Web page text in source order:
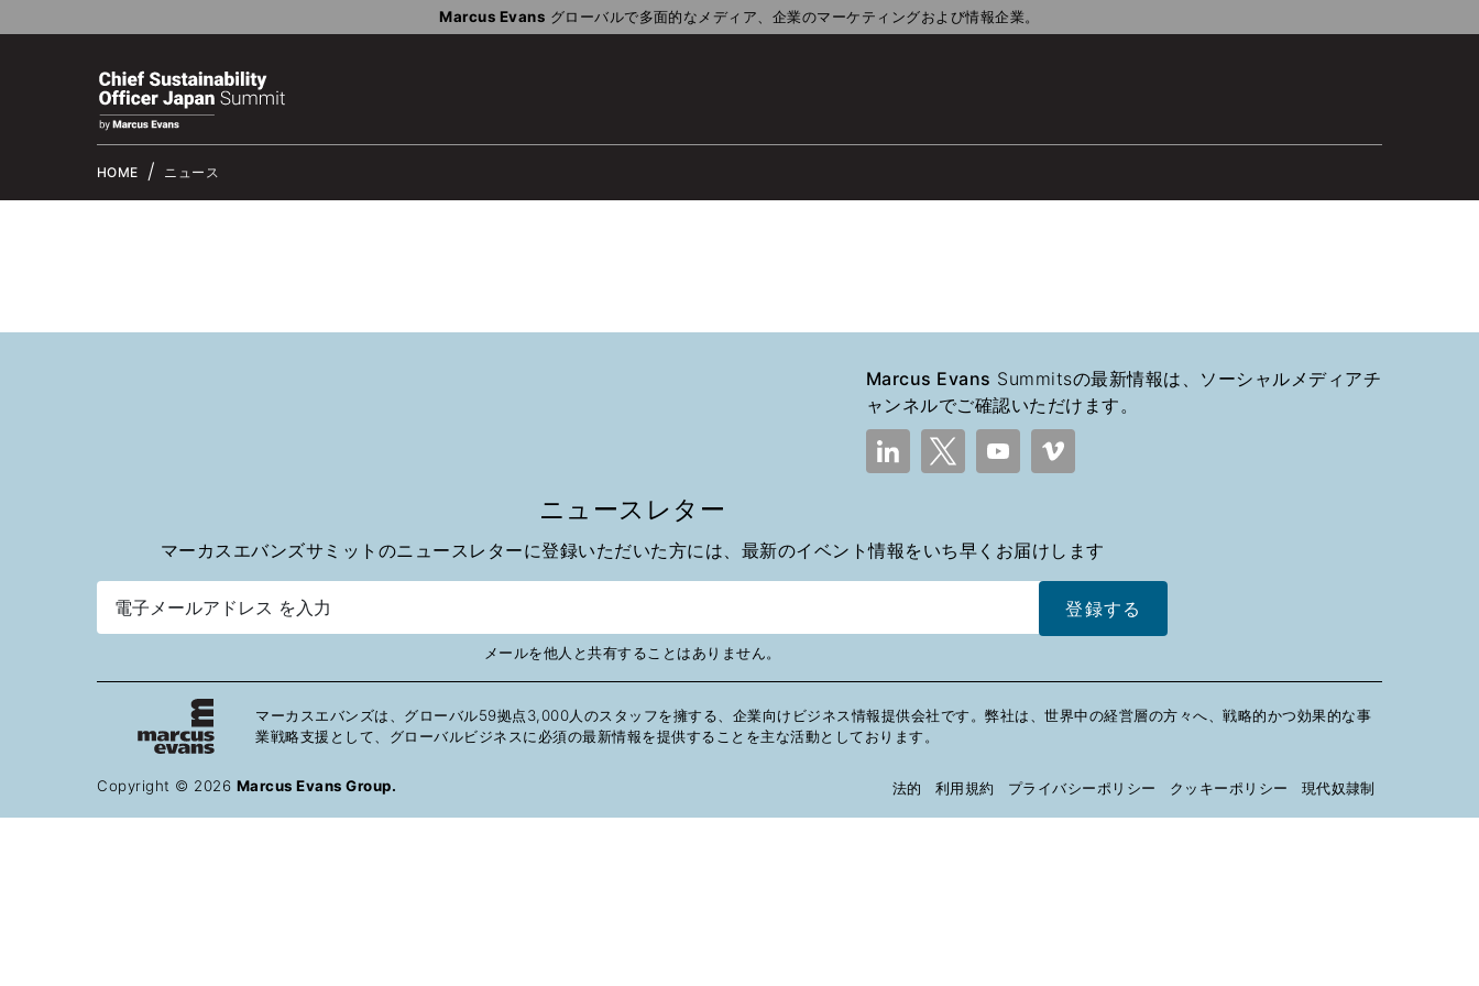
Marcus Evans グローバルで多面的なメディア、企業のマーケティングおよび情報企業。
HOME ニュース
Marcus Evans Summitsの最新情報は、ソーシャルメディアチ
ャンネルでご確認いただけます。
ニュースレター
マーカスエバンズサミットのニュースレターに登録いただいた方には、最新のイベント情報をいち早くお届けします
登録する
メールを他人と共有することはありません。
マーカスエバンズは、グローバル59拠点3,000人のスタッフを擁する、企業向けビジネス情報提供会社です。弊社は、世界中の経営層の方々へ、戦略的かつ効果的な事
業戦略支援として、グローバルビジネスに必須の最新情報を提供することを主な活動としております。
Copyright © 2026 Marcus Evans Group. 法的 利用規約 プライバシーポリシー クッキーポリシー 現代奴隷制